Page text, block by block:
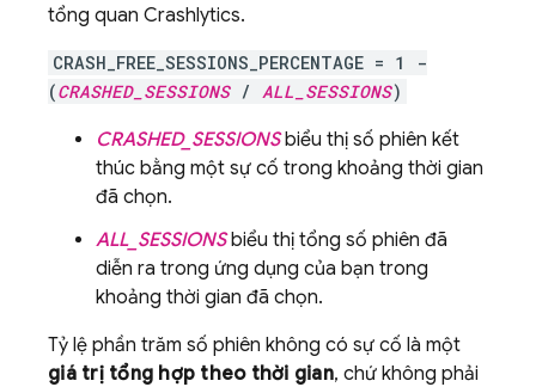
tổng quan Crashlytics.
CRASH_FREE_SESSIONS_PERCENTAGE = 1 -
(CRASHED_SESSIONS/ ALL_SESSIONS)
CRASHED_SESSIONSbiểu thị số phiên kết
thúc bằng một sự cố trong khoảng thời gian
đã chọn.
ALL_SESSIONSbiểu thị tổng số phiên đã
diễn ra trong ứng dụng của bạn trong
khoảng thời gian đã chọn.
Tỷ lệ phần trăm số phiên không có sự cố là một
giá trị tổng hợp theo thời gian, chứ không phải